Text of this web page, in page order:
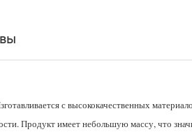
с высококачественных
Продукт имеет небольшую массу, что